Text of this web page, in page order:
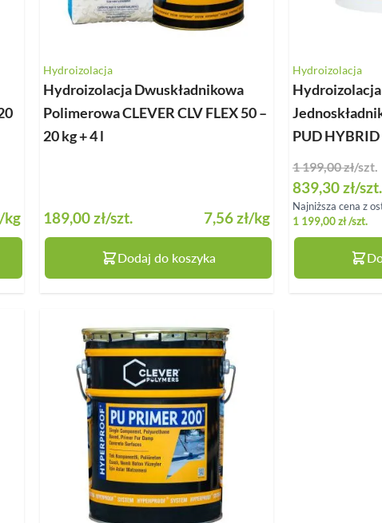
/kg
Hydroizolacja
Hydroizolacja Dwuskładnikowa
Polimerowa CLEVER CLV FLEX 50 –
20 kg + 4 l
189,00 zł/szt. 7,56 zł/kg
Dodaj do koszyka
Hydroizolacja
PUD HYBRID
1 199,00 zł/szt.
Special Price
839,30 zł/szt.
Najniższa cena z
1 199,00 zł/szt.